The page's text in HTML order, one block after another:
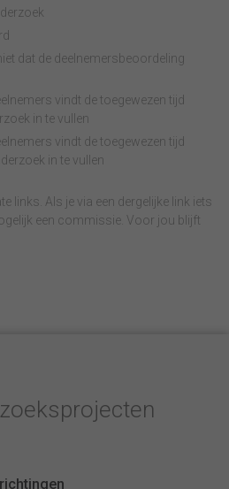
dat de deelnemersbeoordeling
vindt de toegewezen tijd
in te vullen
vindt de toegewezen tijd
in te vullen
links. Als je via een dergelijke link iets
een commissie. Voor jou blijft